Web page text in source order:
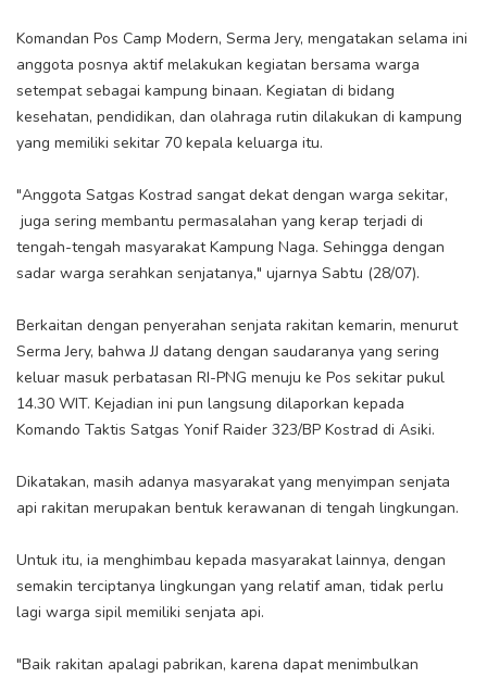
Komandan Pos Camp Modern, Serma Jery, mengatakan selama ini
anggota posnya aktif melakukan kegiatan bersama warga
setempat sebagai kampung binaan. Kegiatan di bidang
kesehatan, pendidikan, dan olahraga rutin dilakukan di kampung
yang memiliki sekitar 70 kepala keluarga itu.
"Anggota Satgas Kostrad sangat dekat dengan warga sekitar,
juga sering membantu permasalahan yang kerap terjadi di
tengah-tengah masyarakat Kampung Naga. Sehingga dengan
sadar warga serahkan senjatanya," ujarnya Sabtu (28/07).
Berkaitan dengan penyerahan senjata rakitan kemarin, menurut
Serma Jery, bahwa JJ datang dengan saudaranya yang sering
keluar masuk perbatasan RI-PNG menuju ke Pos sekitar pukul
14.30 WIT. Kejadian ini pun langsung dilaporkan kepada
Komando Taktis Satgas Yonif Raider 323/BP Kostrad di Asiki.
Dikatakan, masih adanya masyarakat yang menyimpan senjata
api rakitan merupakan bentuk kerawanan di tengah lingkungan.
Untuk itu, ia menghimbau kepada masyarakat lainnya, dengan
semakin terciptanya lingkungan yang relatif aman, tidak perlu
lagi warga sipil memiliki senjata api.
"Baik rakitan apalagi pabrikan, karena dapat menimbulkan